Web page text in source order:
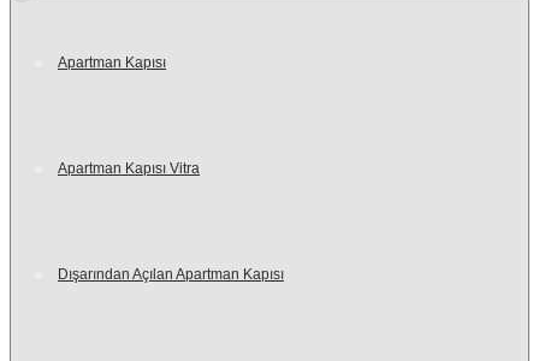
Apartman Kapısı
Apartman Kapısı Vitra
Dışarından Açılan Apartman Kapısı